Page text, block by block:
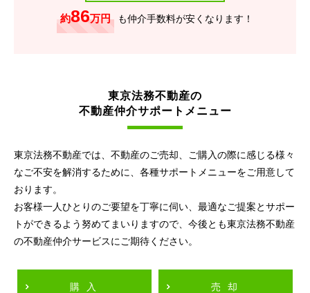
約86万円 も仲介手数料が安くなります！
東京法務不動産の
不動産仲介サポートメニュー
東京法務不動産では、不動産のご売却、ご購入の際に感じる様々
なご不安を解消するために、各種サポートメニューをご用意して
おります。
お客様一人ひとりのご要望を丁寧に伺い、最適なご提案とサポー
トができるよう努めてまいりますので、今後とも東京法務不動産
の不動産仲介サービスにご期待ください。
購入 売却